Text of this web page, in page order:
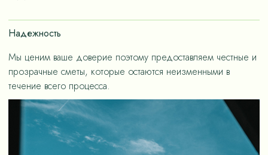
счет дизайнерских решений, ориентированных на
«медленную моду».
Надежность
Мы ценим ваше доверие поэтому предоставляем честные и
прозрачные сметы, которые остаются неизменными в
течение всего процесса.